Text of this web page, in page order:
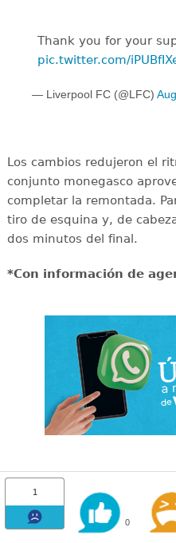
Thank you for your
pic.twitter.com/
— Liverpool FC (@LFC)
Los cambios redujeron el
conjunto monegasco
completar la remontada.
tiro de esquina y, de
dos minutos del final.
*Con información de
1
0